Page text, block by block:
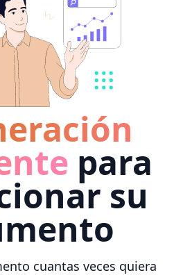
para
su
cuantas veces quiera